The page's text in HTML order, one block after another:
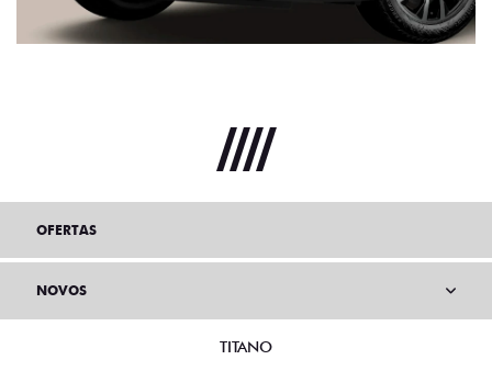
OFERTAS
NOVOS
TITANO